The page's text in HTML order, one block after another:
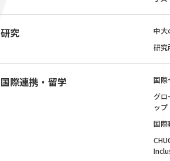
研究 中大
研究
国際連携・留学 国際
グロ
ップ
国際